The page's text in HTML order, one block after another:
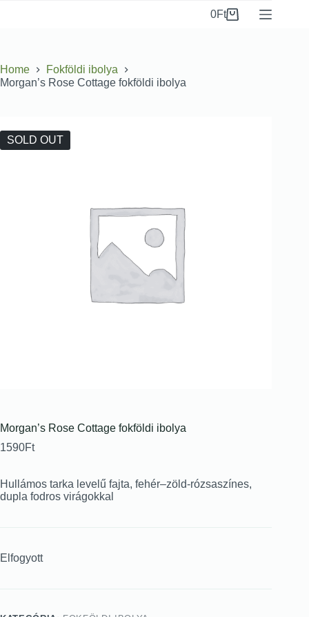
0Ft
Home
Fokföldi ibolya
Morgan’s Rose Cottage fokföldi ibolya
SOLD OUT
Morgan’s Rose Cottage fokföldi ibolya
1590Ft
Hullámos tarka levelű fajta, fehér–zöld-rózsaszínes,
dupla fodros virágokkal
Elfogyott